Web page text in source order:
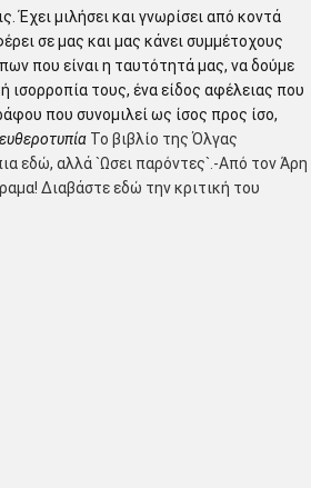
Έχει μιλήσει και γνωρίσει από κοντά
σε μας και μας κάνει συμμέτοχους
που είναι η ταυτότητά μας, να δούμε
τους, ένα είδος αφέλειας που
που συνομιλεί ως ίσος προς ίσο,
Το βιβλίο της Όλγας
εδώ, αλλά `Ωσει παρόντες`.-Από τον Άρη
Διαβάστε εδώ την κριτική του